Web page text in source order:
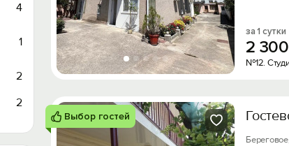
4
1
2
2
за 1 сутки
2 300
№12.
Выбор гостей